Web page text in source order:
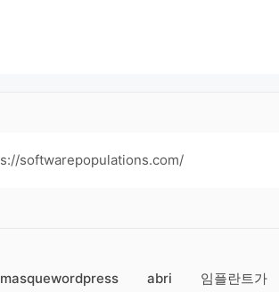
softwarepopulations.com/
masquewordpress abri
임플란트가